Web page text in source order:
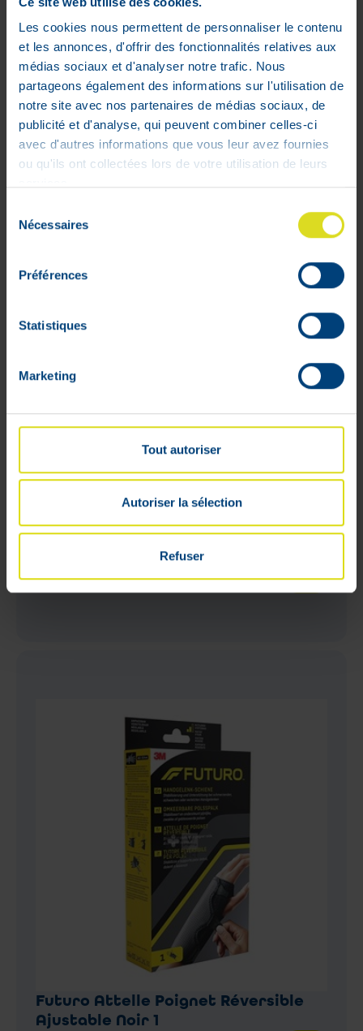
Les cookies nous permettent de personnaliser le contenu
et les annonces, d'offrir des fonctionnalités relatives aux
médias sociaux et d'analyser notre trafic. Nous
partageons également des informations sur l'utilisation de
notre site avec nos partenaires de médias sociaux, de
publicité et d'analyse, qui peuvent combiner celles-ci
avec d'autres informations que vous leur avez fournies
ou qu'ils ont collectées lors de votre utilisation de leurs
Nécessaires
Préférences
Statistiques
Marketing
Tout autoriser
Autoriser la sélection
Refuser
Epitact Orthese Souple Pouce
Gauche Médium
33,30 €
Stock faible
Epitact Orthese Souple Pouce Droit
Large
Futuro Attelle Poignet Réversible
Ajustable Noir 1